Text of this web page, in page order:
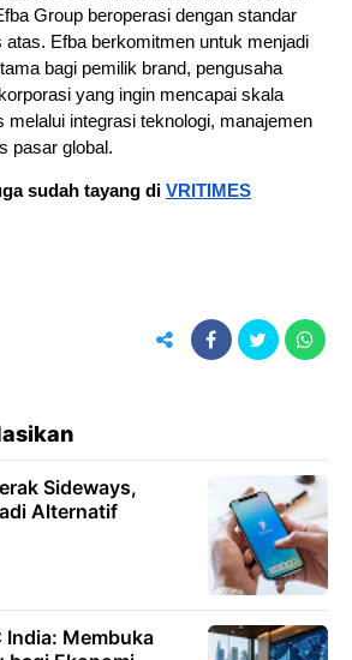
Group beroperasi dengan standar
atas. Efba berkomitmen untuk menjadi
bagi pemilik brand, pengusaha
yang ingin mencapai skala
melalui integrasi teknologi, manajemen
pasar global.
sudah tayang di VRITIMES
Sideways,
Alternatif
India: Membuka